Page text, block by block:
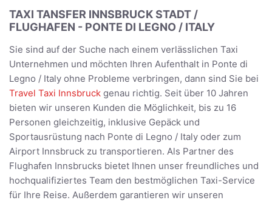
TAXI TANSFER INNSBRUCK STADT /
FLUGHAFEN - PONTE DI LEGNO / ITALY
Sie sind auf der Suche nach einem verlässlichen Taxi
Unternehmen und möchten Ihren Aufenthalt in Ponte di
Legno / Italy ohne Probleme verbringen, dann sind Sie bei
Travel Taxi Innsbruck genau richtig. Seit über 10 Jahren
bieten wir unseren Kunden die Möglichkeit, bis zu 16
Personen gleichzeitig, inklusive Gepäck und
Sportausrüstung nach Ponte di Legno / Italy oder zum
Airport Innsbruck zu transportieren. Als Partner des
Flughafen Innsbrucks bietet Ihnen unser freundliches und
hochqualifiziertes Team den bestmöglichen Taxi-Service
für Ihre Reise. Außerdem garantieren wir unseren